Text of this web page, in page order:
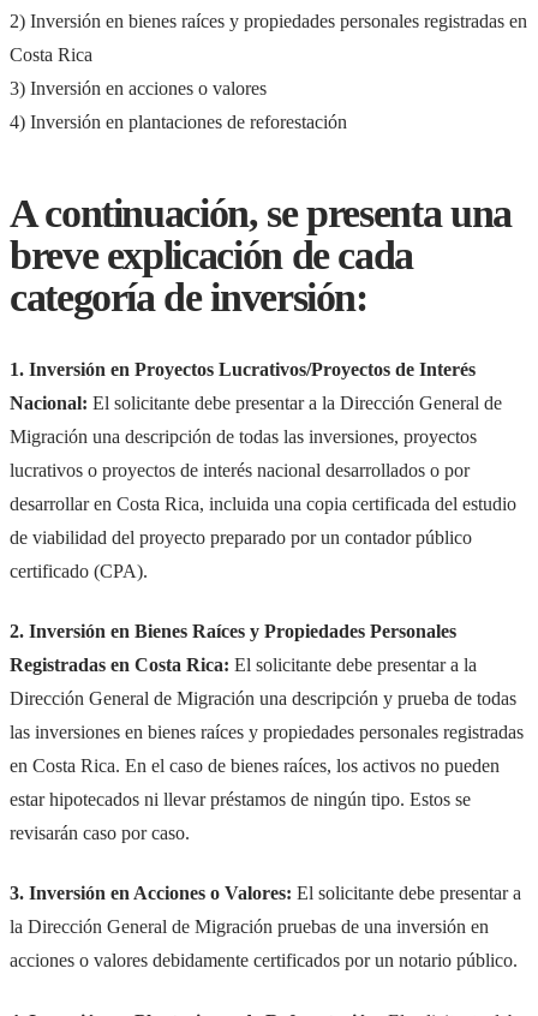
2) Inversión en bienes raíces y propiedades personales registradas en
Costa Rica
3) Inversión en acciones o valores
4) Inversión en plantaciones de reforestación
A continuación, se presenta una
breve explicación de cada
categoría de inversión:
1. Inversión en Proyectos Lucrativos/Proyectos de Interés
Nacional: El solicitante debe presentar a la Dirección General de
Migración una descripción de todas las inversiones, proyectos
lucrativos o proyectos de interés nacional desarrollados o por
desarrollar en Costa Rica, incluida una copia certificada del estudio
de viabilidad del proyecto preparado por un contador público
certificado (CPA).
2. Inversión en Bienes Raíces y Propiedades Personales
Registradas en Costa Rica: El solicitante debe presentar a la
Dirección General de Migración una descripción y prueba de todas
las inversiones en bienes raíces y propiedades personales registradas
en Costa Rica. En el caso de bienes raíces, los activos no pueden
estar hipotecados ni llevar préstamos de ningún tipo. Estos se
revisarán caso por caso.
3. Inversión en Acciones o Valores: El solicitante debe presentar a
la Dirección General de Migración pruebas de una inversión en
acciones o valores debidamente certificados por un notario público.